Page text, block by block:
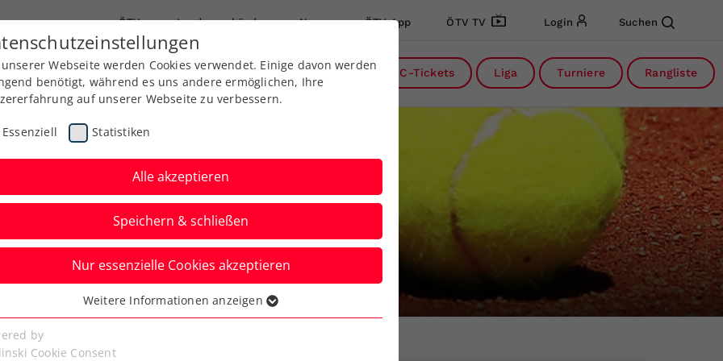
ÖTV Landesverbände News ÖTV App ÖTV TV Login Suchen
Ausbildung Services Über uns DC-Tickets Liga Turniere Rangliste
Aktuelle News
Webseite werden Cookies verwendet. Einige davon werden
benötigt, während es uns andere ermöglichen, Ihre
auf unserer Webseite zu verbessern.
Essenziell Statistiken
Alle akzeptieren
Speichern & schließen
Nur essenzielle Cookies akzeptieren
Cookies werden für grundlegende Funktionen der
benötigt. Dadurch ist gewährleistet, dass die Webseite
Weitere Informationen anzeigen
by
Cookie Consent